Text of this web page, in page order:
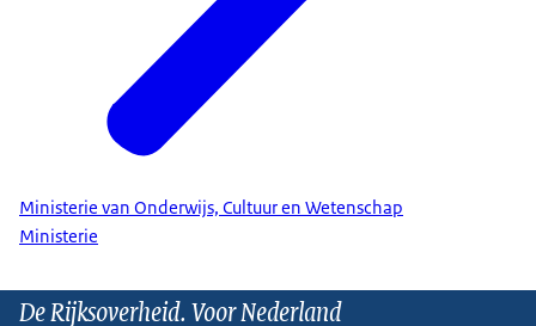
Ministerie van Onderwijs, Cultuur en Wetenschap
Ministerie
De Rijksoverheid. Voor Nederland